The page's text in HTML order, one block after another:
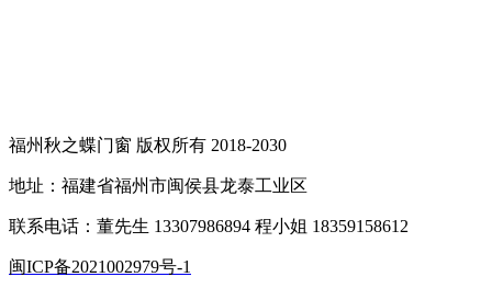
福州秋之蝶门窗 版权所有 2018-2030
地址：福建省福州市闽侯县龙泰工业区
联系电话：董先生 13307986894 程小姐 18359158612
闽ICP备2021002979号-1